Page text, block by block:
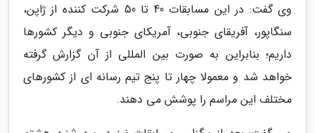
وی گفت: در این مسابقات 40 تا 50 شرکت کننده از ژاپن،
سنگاپور، آفریقای جنوبی، آمریکای جنوبی و دیگر کشورها
داریم؛ بنابراین به صورت بین المللی از آن گزارش گرفته
خواهد شد و معمولا چهار تا پنج تیم رسانه ای از کشورهای
مختلف این مراسم را پوشش می دهند.